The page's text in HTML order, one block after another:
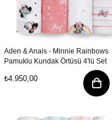
Aden & Anais - Minnie Rainbows
Pamuklu Kundak Örtüsü 4'lü Set
₺4.950,00